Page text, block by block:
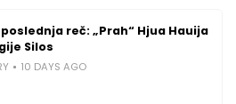
reč: „Prah“ Hjua Hauija
Silos
10 DAYS AGO